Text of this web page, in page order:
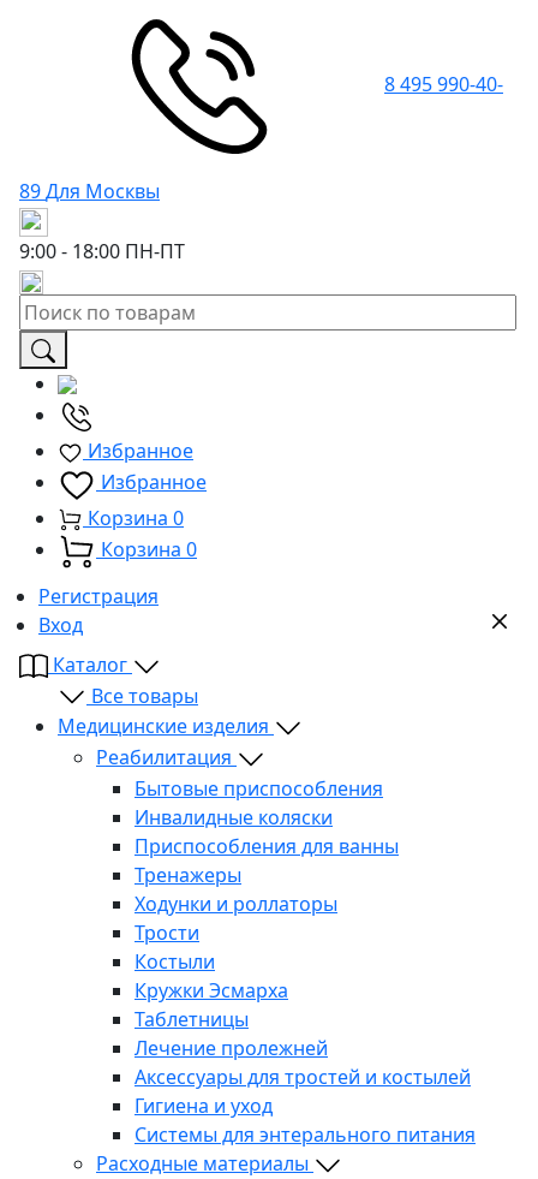
8 495 990-40-
89Для Москвы
9:00 - 18:00 ПН-ПТ
Избранное
Избранное
Корзина 0
Корзина 0
Регистрация
Вход
Каталог
Все товары
Медицинские изделия
Реабилитация
Бытовые приспособления
Инвалидные коляски
Приспособления для ванны
Тренажеры
Ходунки и роллаторы
Трости
Костыли
Кружки Эсмарха
Таблетницы
Лечение пролежней
Аксессуары для тростей и костылей
Гигиена и уход
Системы для энтерального питания
Расходные материалы